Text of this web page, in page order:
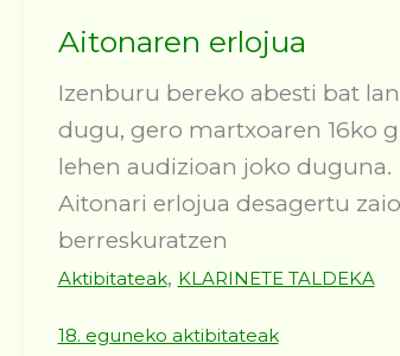
Aitonaren erlojua
Izenburu bereko abesti bat
dugu, gero martxoaren 16ko
lehen audizioan joko duguna.
Aitonari erlojua desagertu
berreskuratzen
Aktibitateak, KLARINETE TALDEKA
18. eguneko aktibitateak